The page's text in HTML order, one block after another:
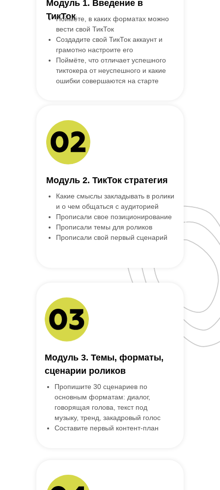
Модуль 1. Введение в
ТикТок
Поймёте, в каких форматах можно
вести свой ТикТок
Создадите свой ТикТок аккаунт и
грамотно настроите его
Поймёте, что отличает успешного
тиктокера от неуспешного и какие
ошибки совершаются на старте
Какие смыслы закладывать в ролики
и о чем общаться с аудиторией
Прописали свое позиционирование
Прописали темы для роликов
Прописали свой первый сценарий
Модуль 2. ТикТок стратегия
Модуль 3. Темы, форматы,
сценарии роликов
Пропишите 30 сценариев по
основным форматам: диалог,
говорящая голова, текст под
музыку, тренд, закадровый голос
Составите первый контент-план